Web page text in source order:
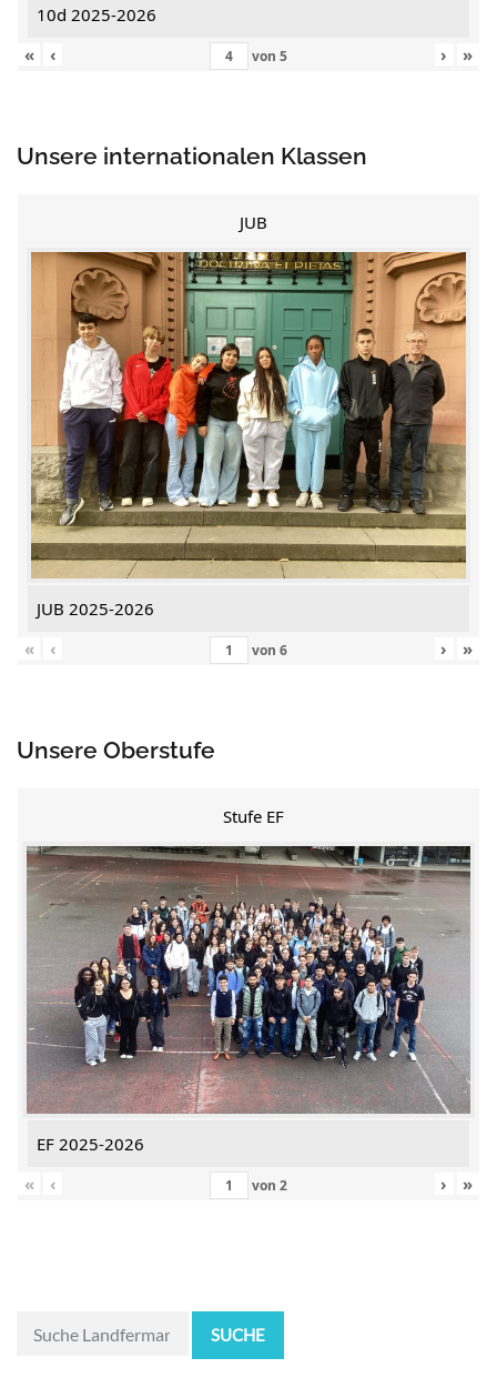
10d 2025-2026
«
‹ von 5 › »
Unsere internationalen Klassen
JUB
JUB 2025-2026
«
‹ von 6 › »
Unsere Oberstufe
Stufe EF
EF 2025-2026
«
‹ von 2 › »
SUCHE